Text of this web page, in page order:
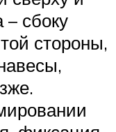
– сбоку
стороны,